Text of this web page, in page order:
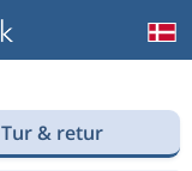
Tur & retur